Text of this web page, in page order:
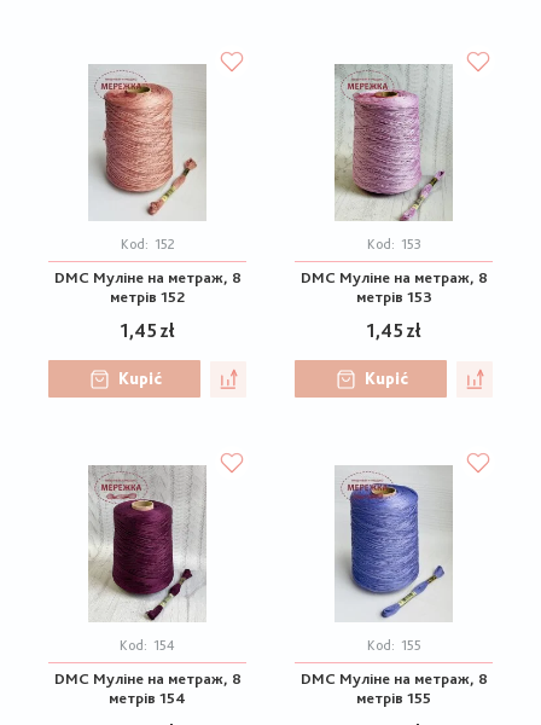
Kod: 152
DMC Муліне на метраж, 8
метрів 152
1,45 zł
Kupić
Kod: 153
DMC Муліне на метраж, 8
метрів 153
1,45 zł
Kupić
Kod: 154
DMC Муліне на метраж, 8
метрів 154
Kod: 155
DMC Муліне на метраж, 8
метрів 155